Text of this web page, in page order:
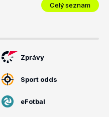
Celý seznam
Zprávy
Sport odds
eFotbal